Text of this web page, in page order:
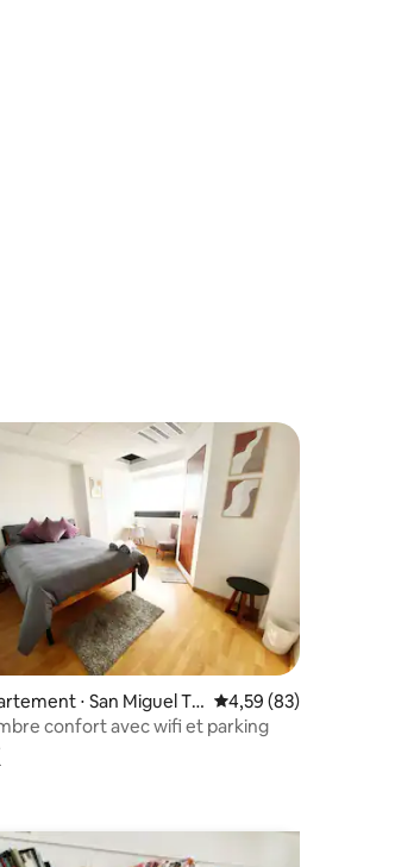
5
sur la base de 69 commentaires : 4,88 sur 5
⋅ San Miguel To
Évaluation moyenne
4,59 (83)
confort avec wifi et parking